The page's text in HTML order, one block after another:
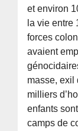
et environ
la vie entre
forces
avaient
masse, exil
milliers
enfants
camps de